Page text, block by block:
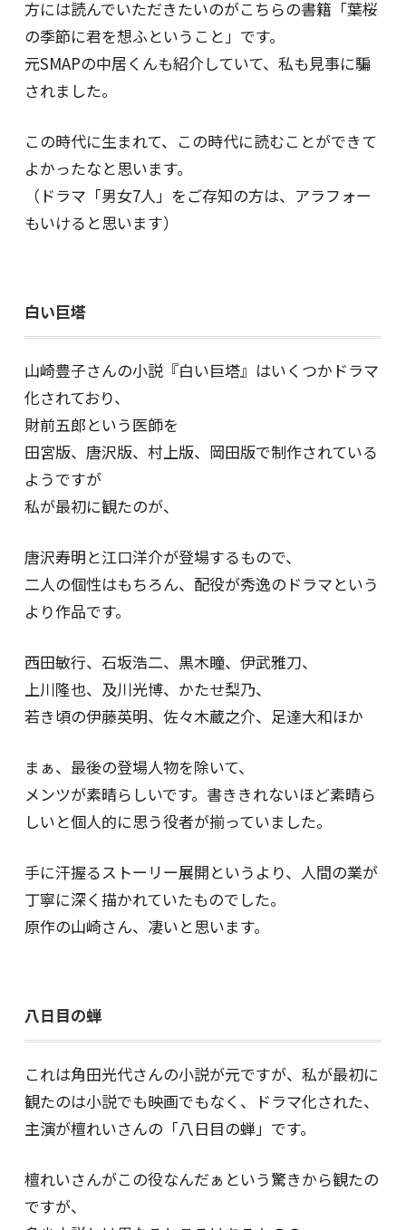
方には読んでいただきたいのがこちらの書籍「葉桜
の季節に君を想ふということ」です。
元SMAPの中居くんも紹介していて、私も見事に騙
されました。
この時代に生まれて、この時代に読むことができて
よかったなと思います。
（ドラマ「男女7人」をご存知の方は、アラフォー
もいけると思います）
白い巨塔
山崎豊子さんの小説『白い巨塔』はいくつかドラマ
化されており、
財前五郎という医師を
田宮版、唐沢版、村上版、岡田版で制作されている
ようですが
私が最初に観たのが、
唐沢寿明と江口洋介が登場するもので、
二人の個性はもちろん、配役が秀逸のドラマという
より作品です。
西田敏行、石坂浩二、黒木瞳、伊武雅刀、
上川隆也、及川光博、かたせ梨乃、
若き頃の伊藤英明、佐々木蔵之介、足達大和ほか
まぁ、最後の登場人物を除いて、
メンツが素晴らしいです。書ききれないほど素晴ら
しいと個人的に思う役者が揃っていました。
手に汗握るストーリー展開というより、人間の業が
丁寧に深く描かれていたものでした。
原作の山崎さん、凄いと思います。
八日目の蝉
これは角田光代さんの小説が元ですが、私が最初に
観たのは小説でも映画でもなく、ドラマ化された、
主演が檀れいさんの「八日目の蝉」です。
檀れいさんがこの役なんだぁという驚きから観たの
ですが、